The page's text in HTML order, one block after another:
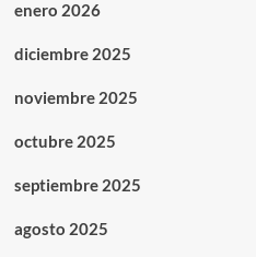
enero 2026
diciembre 2025
noviembre 2025
octubre 2025
septiembre 2025
agosto 2025